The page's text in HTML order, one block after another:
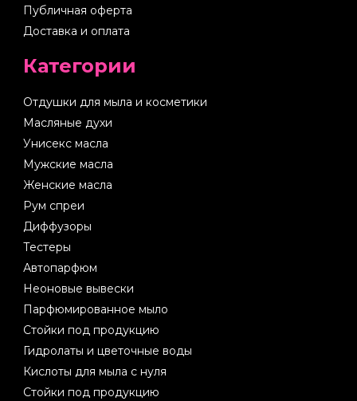
Публичная оферта
Доставка и оплата
Категории
Отдушки для мыла и косметики
Масляные духи
Унисекс масла
Мужские масла
Женские масла
Рум спреи
Диффузоры
Тестеры
Автопарфюм
Неоновые вывески
Парфюмированное мыло
Стойки под продукцию
Гидролаты и цветочные воды
Кислоты для мыла с нуля
Стойки под продукцию